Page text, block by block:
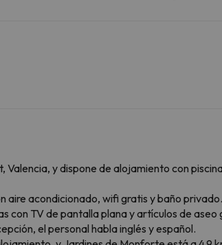
Valencia, y dispone de alojamiento con
acondicionado, wifi gratis y baño
con TV de pantalla plana y artículos de
el personal habla inglés y español.